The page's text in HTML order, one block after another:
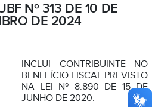
Nº 313 DE 10 DE
DE 2024
INCLUI CONTRIBUINTE NO
BENEFÍCIO FISCAL PREVISTO
NA LEI Nº 8.890 DE 15 DE
JUNHO DE 2020.